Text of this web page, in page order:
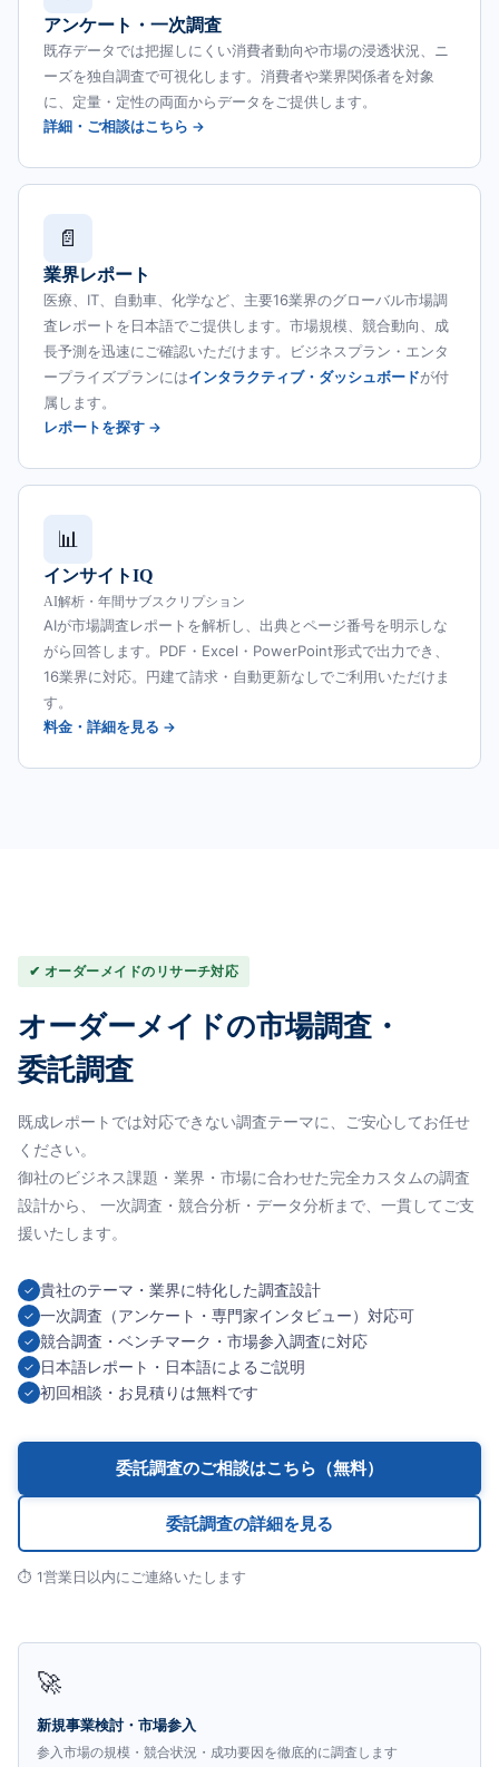
アンケート・一次調査
既存データでは把握しにくい消費者動向や市場の浸透状況、ニ
ーズを独自調査で可視化します。消費者や業界関係者を対象
に、定量・定性の両面からデータをご提供します。
詳細・ご相談はこちら →
📄
業界レポート
医療、IT、自動車、化学など、主要16業界のグローバル市場調
査レポートを日本語でご提供します。市場規模、競合動向、成
長予測を迅速にご確認いただけます。ビジネスプラン・エンタ
ープライズプランにはインタラクティブ・ダッシュボードが付
属します。
レポートを探す →
📊
インサイトIQ
AI解析・年間サブスクリプション
AIが市場調査レポートを解析し、出典とページ番号を明示しな
がら回答します。PDF・Excel・PowerPoint形式で出力でき、
16業界に対応。円建て請求・自動更新なしでご利用いただけま
す。
料金・詳細を見る →
✔ オーダーメイドのリサーチ対応
オーダーメイドの市場調査・
委託調査
既成レポートでは対応できない調査テーマに、ご安心してお任せ
ください。
御社のビジネス課題・業界・市場に合わせた完全カスタムの調査
設計から、 一次調査・競合分析・データ分析まで、一貫してご支
援いたします。
✓ 貴社のテーマ・業界に特化した調査設計
✓ 一次調査（アンケート・専門家インタビュー）対応可
✓ 競合調査・ベンチマーク・市場参入調査に対応
✓ 日本語レポート・日本語によるご説明
✓ 初回相談・お見積りは無料です
委託調査のご相談はこちら（無料）
委託調査の詳細を見る
⏱ 1営業日以内にご連絡いたします
🚀
新規事業検討・市場参入
参入市場の規模・競合状況・成功要因を徹底的に調査します